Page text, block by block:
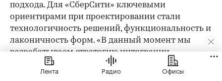
подхода. Для «СберСити» ключевыми
ориентирами при проектировании стали
технологичность решений, функциональность и
лаконичность форм. «В данный момент мы
разрабатываем стратегию интеграции
искусственного интеллекта GigaChat, так как
убеждены, что будущее ресторанов — за
Лента Радио Офисы